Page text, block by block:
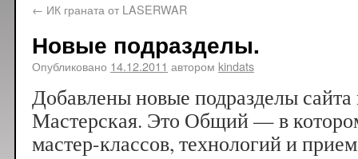
← ИК граната от LASERWAR
Новые подразделы.
Опубликовано 14.12.2011 автором kindats
Добавлены новые подразделы сайта
Мастерская. Это Общий — в
мастер-классов, технологий и